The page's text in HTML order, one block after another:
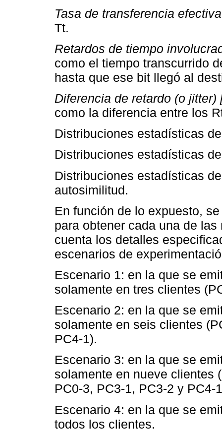
Tasa de transferencia
Tt.
Retardos de tiempo
como el tiempo transcurrido
hasta que ese bit llegó al
Diferencia de retardo (o jitter)
como la diferencia entre los
Distribuciones estadísticas
Distribuciones estadísticas
Distribuciones estadísticas
autosimilitud.
En función de lo expuesto,
para obtener cada una de
cuenta los detalles
escenarios de
Escenario 1: en la que se
solamente en tres clientes
Escenario 2: en la que se
solamente en seis clientes
PC4-1).
Escenario 3: en la que se
solamente en nueve clientes
PC0-3, PC3-1, PC3-2 y PC4-
Escenario 4: en la que se
todos los clientes.